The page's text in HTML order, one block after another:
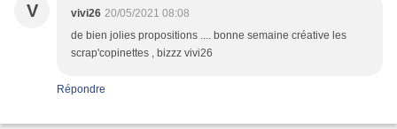
V vivi26 20/05/2021 08:08
de bien jolies propositions .... bonne semaine créative les
scrap'copinettes , bizzz vivi26
Répondre